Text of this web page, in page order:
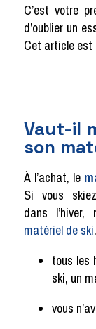
C’est votre
d’oublier un
Cet article est
Vaut-il
son
À l’achat, le
Si vous
dans
matériel de ski
tous les
ski, un
vous